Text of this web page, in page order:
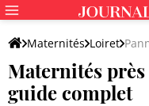
Maternités Loiret
Maternités près
guide complet